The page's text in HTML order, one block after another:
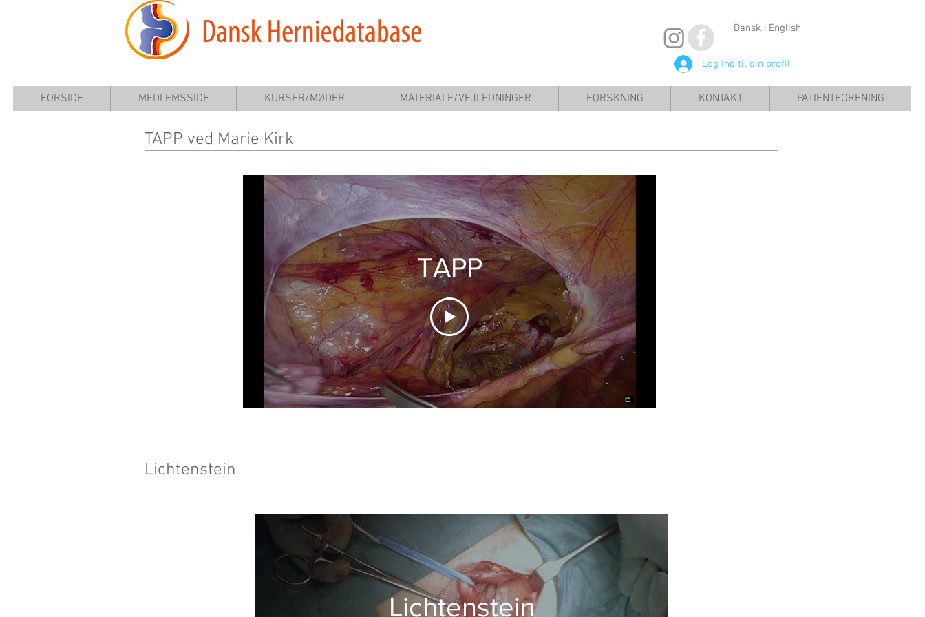
Dansk : English
Log ind til din profil
TAPP ved Marie Kirk
TAPP
Lichtenstein
Lichtenstein
FORSIDE MEDLEMSSIDE KURSER/MØDER MATERIALE/VEJLEDNINGER FORSKNING KONTAKT PATIENTFORENING